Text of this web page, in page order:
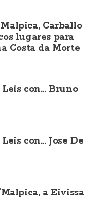
Carballo
lugares para
Costa da Morte
con... Bruno
con... Jose De
a Eivissa